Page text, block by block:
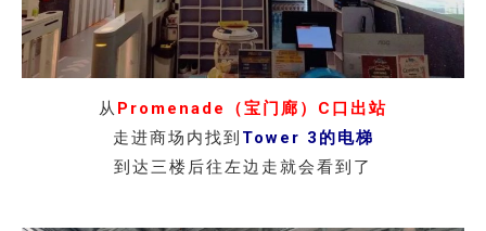
从 Promenade（宝门廊）C口出站
走进商场内找到 Tower 3的电梯
到达三楼后往左边走就会看到了